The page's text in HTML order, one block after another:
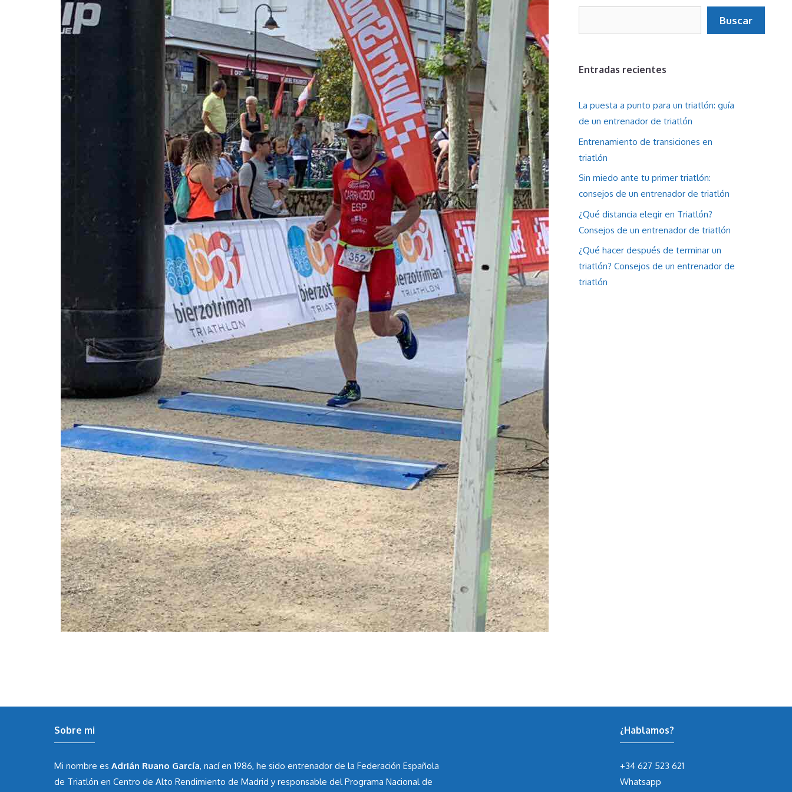
Buscar
Entradas recientes
La puesta a punto para un triatlón: guía
de un entrenador de triatlón
Entrenamiento de transiciones en
triatlón
Sin miedo ante tu primer triatlón:
consejos de un entrenador de triatlón
¿Qué distancia elegir en Triatlón?
Consejos de un entrenador de triatlón
¿Qué hacer después de terminar un
triatlón? Consejos de un entrenador de
triatlón
Sobre mi
Mi nombre es Adrián Ruano García, nací en 1986, he sido entrenador de la Federación Española
de Triatlón en Centro de Alto Rendimiento de Madrid y responsable del Programa Nacional de
¿Hablamos?
+34 627 523 621
Whatsapp